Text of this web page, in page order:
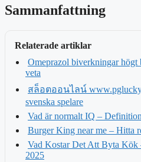
Sammanfattning
Relaterade artiklar
Omeprazol biverkningar
veta
สล็อตออนไลน์
svenska spelare
Vad är normalt IQ –
Burger King near me – Hitta
Vad Kostar Det Att Byta Kök
2025